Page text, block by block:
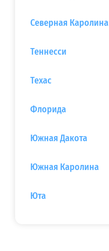
Северная Каролина
Теннесси
Техас
Флорида
Южная Дакота
Южная Каролина
Юта